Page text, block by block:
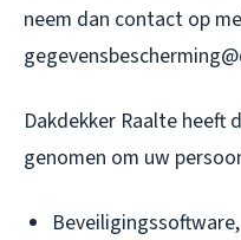
neem dan contact op
Dakdekker Raalte heeft
genomen om uw